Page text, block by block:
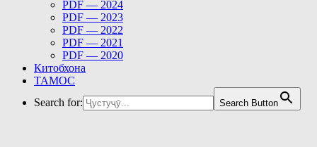
PDF — 2024
PDF — 2023
PDF — 2022
PDF — 2021
PDF — 2020
Китобхона
ТАМОС
Search for:
Search Button